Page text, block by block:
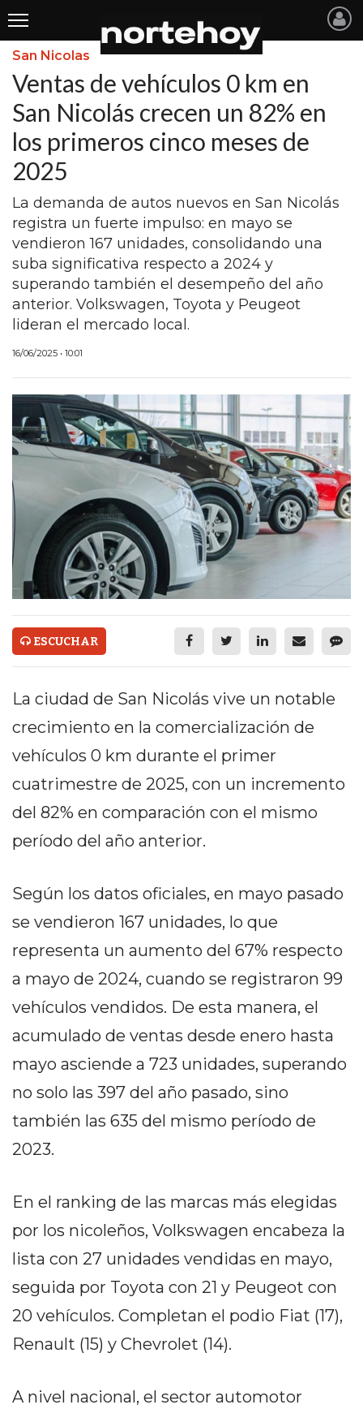
Últimas
Noticias
INICIO
NOTICIAS RECIENTES
SAN NICOLAS
RAMALLO
SAN PEDRO
PROVINCIA
PAIS
ULTIMAS NOTICIAS
TEMAS DESTACADOS
TECNOLOGÍA
SERVICIOS
PRONÓSTICO
HORÓSCOPO
CHANGUITO.COM.AR Y
TIENDAS ONLINE CON
EN ARGENTINA:
CHANGUITO.COM.AR VS
VENTA POR WHATSAPP
WHATSAPP: LA GUÍA
DEFINITIVA PARA
RESTAURANTES Y
DELIVERIES
CÓMO ORGANIZAR LOS
POR WHATSAPP SIN QUE
SE TE PIERDA NINGUNO
TÉRMINOS
CONDICIONES
San Nicolas
Ventas de vehículos 0 km en
San Nicolás crecen un 82% en
los primeros cinco meses de
2025
La demanda de autos nuevos en San Nicolás
registra un fuerte impulso: en mayo se
vendieron 167 unidades, consolidando una
suba significativa respecto a 2024 y
superando también el desempeño del año
anterior. Volkswagen, Toyota y Peugeot
lideran el mercado local.
16/06/2025 • 10:01
ESCUCHAR
La ciudad de San Nicolás vive un notable
crecimiento en la comercialización de
vehículos 0 km durante el primer
cuatrimestre de 2025, con un incremento
del 82% en comparación con el mismo
período del año anterior.
Según los datos oficiales, en mayo pasado
se vendieron 167 unidades, lo que
representa un aumento del 67% respecto
a mayo de 2024, cuando se registraron 99
vehículos vendidos. De esta manera, el
acumulado de ventas desde enero hasta
mayo asciende a 723 unidades, superando
no solo las 397 del año pasado, sino
también las 635 del mismo período de
2023.
En el ranking de las marcas más elegidas
por los nicoleños, Volkswagen encabeza la
lista con 27 unidades vendidas en mayo,
seguida por Toyota con 21 y Peugeot con
20 vehículos. Completan el podio Fiat (17),
Renault (15) y Chevrolet (14).
A nivel nacional, el sector automotor